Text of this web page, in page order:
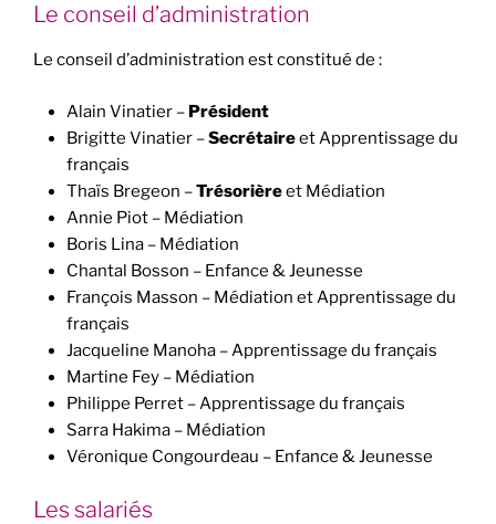
Le conseil d’administration
Le conseil d’administration est constitué de :
Alain Vinatier – Président
Brigitte Vinatier –Secrétaireet Apprentissage du
français
Thaïs Bregeon –Trésorièreet Médiation
Annie Piot – Médiation
Boris Lina – Médiation
Chantal Bosson – Enfance & Jeunesse
François Masson – Médiation et Apprentissage du
français
Jacqueline Manoha – Apprentissage du français
Martine Fey – Médiation
Philippe Perret – Apprentissage du français
Sarra Hakima – Médiation
Véronique Congourdeau – Enfance & Jeunesse
Les salariés